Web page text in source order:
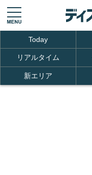
Today
リアルタイム
新エリア